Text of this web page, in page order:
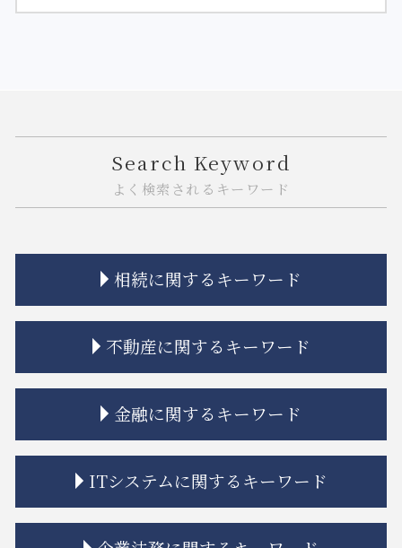
Search Keyword
よく検索されるキーワード
相続に関するキーワード
相続 遺産分割協議書
相続 相談
相続放棄 デメリット
相続人 連絡 取れない
相続 限定承認
相続 調停 流れ
不動産に関するキーワード
建築 相隣関係
市街地再開発 借家人
共有名義 不動産 売却
相隣関係 目隠し
金融に関するキーワード
金融商品 注記
金融商品 解決
ITシステムに関するキーワード